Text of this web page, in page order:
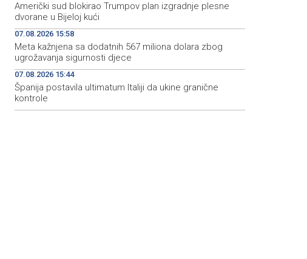
Američki sud blokirao Trumpov plan izgradnje plesne
dvorane u Bijeloj kući
07.08.2026 15:58
Meta kažnjena sa dodatnih 567 miliona dolara zbog
ugrožavanja sigurnosti djece
07.08.2026 15:44
Španija postavila ultimatum Italiji da ukine granične
kontrole